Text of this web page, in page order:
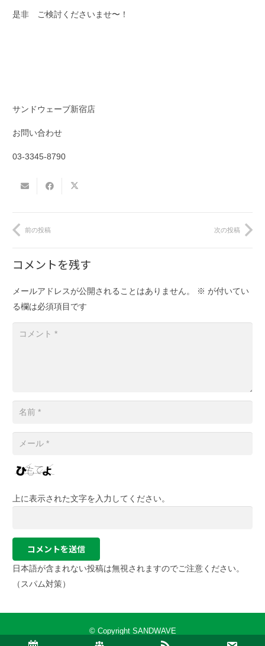
是非 ご検討くださいませ〜！
サンドウェーブ新宿店
お問い合わせ
03-3345-8790
前の投稿 次の投稿
コメントを残す
メールアドレスが公開されることはありません。 ※ が付いてい
る欄は必須項目です
上に表示された文字を入力してください。
コメントを送信
日本語が含まれない投稿は無視されますのでご注意ください。
（スパム対策）
© Copyright SANDWAVE
Tokyo Shinjuku | Diving Shop